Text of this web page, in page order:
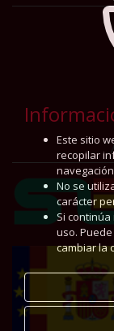
Este sitio
recopilar
No se
carácter
Si
uso.
cambiar la